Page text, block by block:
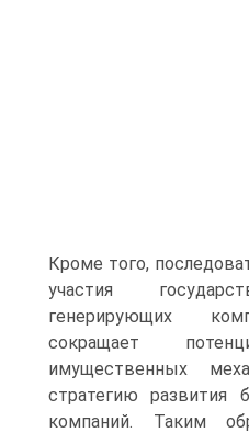
Кроме того,
участия
генерирующих
сокращает
имущественных
стратегию развития
компаний. Таким